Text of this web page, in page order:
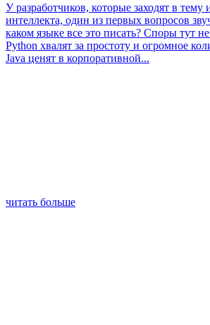
У разработчиков, которые заходят в тему
интеллекта, один из первых вопросов
каком языке все это писать? Споры тут
Python хвалят за простоту и огромное
Java ценят в корпоративной...
читать больше